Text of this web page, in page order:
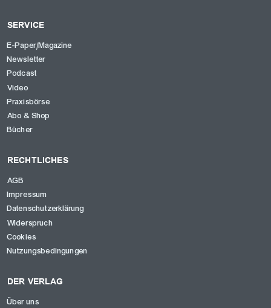
SERVICE
E-Paper/Magazine
Newsletter
Podcast
Video
Praxisbörse
Abo & Shop
Bücher
RECHTLICHES
AGB
Impressum
Datenschutzerklärung
Widerspruch
Cookies
Nutzungsbedingungen
DER VERLAG
Über uns